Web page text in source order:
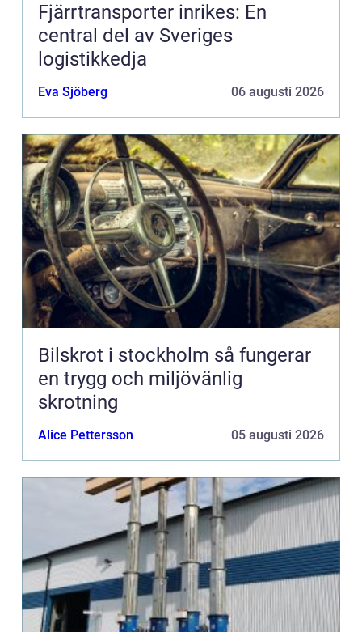
Fjärrtransporter inrikes: En
central del av Sveriges
logistikkedja
Eva Sjöberg 06 augusti 2026
Bilskrot i stockholm så fungerar
en trygg och miljövänlig
skrotning
Alice Pettersson 05 augusti 2026